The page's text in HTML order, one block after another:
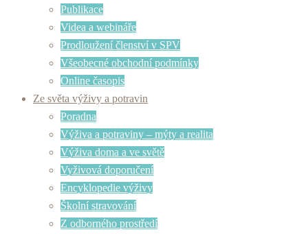
Publikace
Videa a webináře
Prodloužení členství v SPV
Všeobecné obchodní podmínky
Online časopis
Ze světa výživy a potravin
Poradna
Výživa a potraviny – mýty a realita
Výživa doma a ve světě
Vyživová doporučení
Encyklopedie výživy
Školní stravování
Z odborného prostředí